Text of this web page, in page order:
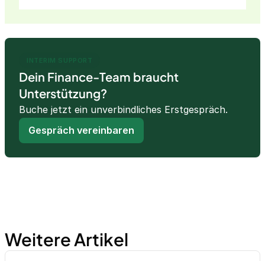
INTERIM SUPPORT
Dein Finance-Team braucht
Unterstützung?
Buche jetzt ein unverbindliches Erstgespräch.
Gespräch vereinbaren
Weitere Artikel